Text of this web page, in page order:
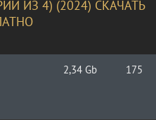
ИЗ 4) (2024) СКАЧАТЬ
2,34 Gb 175